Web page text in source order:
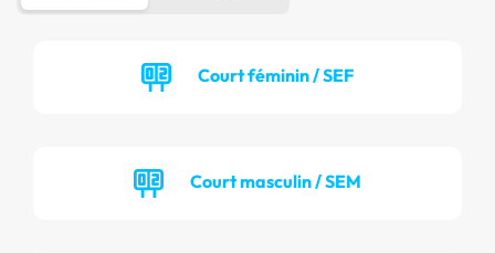
Court féminin / SEF
Court masculin / SEM